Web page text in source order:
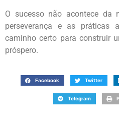
O sucesso não acontece
perseverança e as práticas
caminho certo para construir
próspero.
Facebook Twitter
Telegram